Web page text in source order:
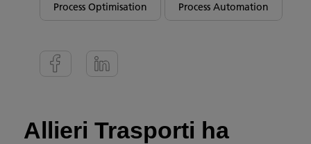
Process Optimisation Process Automation
Allieri Trasporti ha